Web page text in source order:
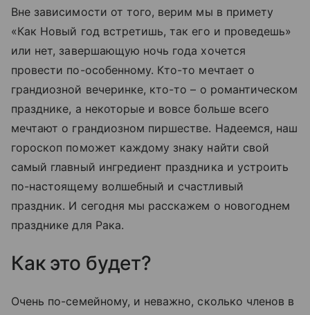
Вне зависимости от того, верим мы в примету
«Как Новый год встретишь, так его и проведешь»
или нет, завершающую ночь года хочется
провести по-особенному. Кто-то мечтает о
грандиозной вечеринке, кто-то – о романтическом
празднике, а некоторые и вовсе больше всего
мечтают о грандиозном пиршестве. Надеемся, наш
гороскоп поможет каждому знаку найти свой
самый главный ингредиент праздника и устроить
по-настоящему волшебный и счастливый
праздник. И сегодня мы расскажем о новогоднем
празднике для Рака.
Как это будет?
Очень по-семейному, и неважно, сколько членов в